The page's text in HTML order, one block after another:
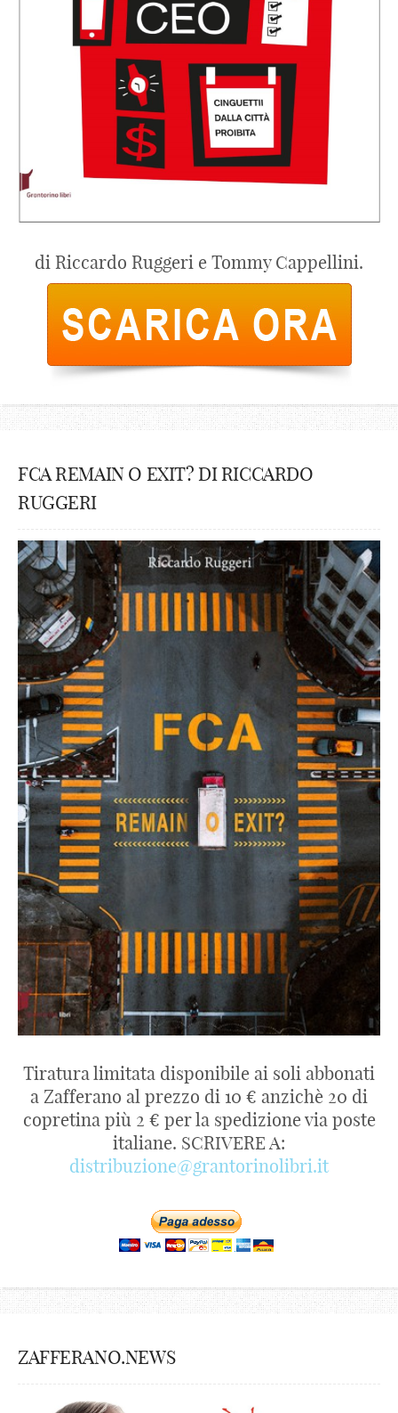
di Riccardo Ruggeri e Tommy Cappellini.
FCA REMAIN O EXIT? DI RICCARDO
RUGGERI
Tiratura limitata disponibile ai soli abbonati
a Zafferano al prezzo di 10 € anzichè 20 di
copretina più 2 € per la spedizione via poste
italiane. SCRIVERE A:
distribuzione@grantorinolibri.it
ZAFFERANO.NEWS